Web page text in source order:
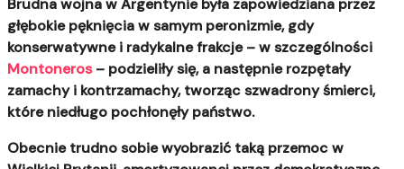
Brudna wojna w Argentynie była zapowiedziana przez
głębokie pęknięcia w samym peronizmie, gdy
konserwatywne i radykalne frakcje – w szczególności
Montoneros– podzieliły się, a następnie rozpętały
zamachy i kontrzamachy, tworząc szwadrony śmierci,
które niedługo pochłonęły państwo.
Obecnie trudno sobie wyobrazić taką przemoc w